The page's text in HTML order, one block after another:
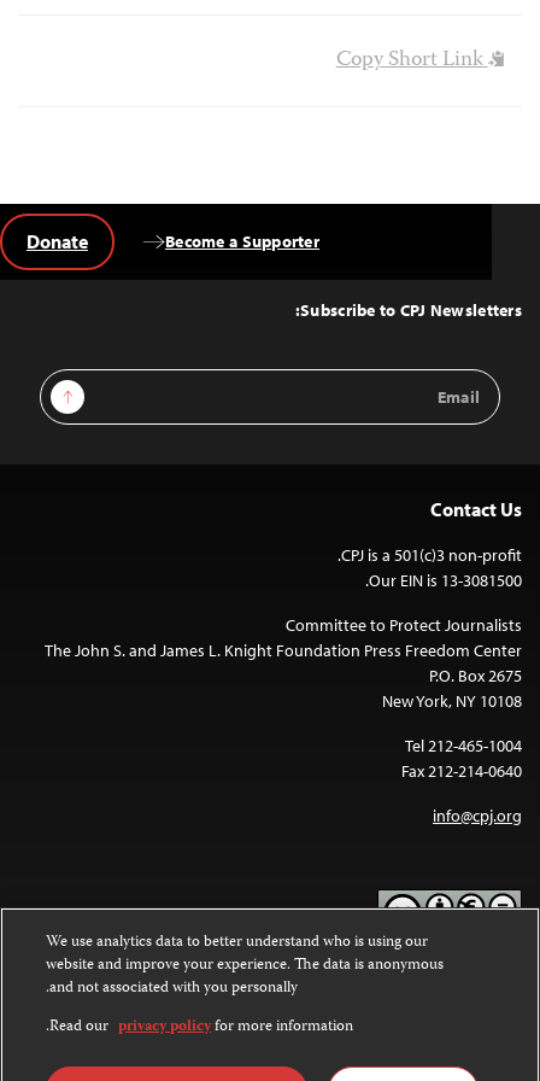
Copy Short Link
Top
Subscribe to CPJ Newsletters:
Email
Address
Sign Up
Become a Supporter
Donate
Contact Us
CPJ is a 501(c)3 non-profit.
Our EIN is 13-3081500.
Committee to Protect Journalists
The John S. and James L. Knight Foundation Press Freedom Center
P.O. Box 2675
New York, NY 10108
Tel 212-465-1004
Fax 212-214-0640
info@cpj.org
Except where noted, text on this website is licensed under a
Commons Attribution-NonCommercial-NoDerivatives 4.0
Images and other media are not covered by the Creative Commons
We use analytics data to better understand who is using our
website and improve your experience. The data is anonymous
and not associated with you personally.
Read our privacy policyfor more information.